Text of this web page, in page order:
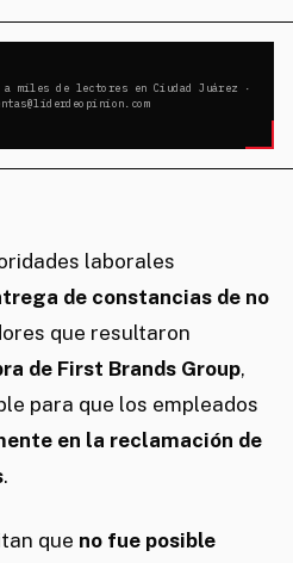
miles de lectores en Ciudad Juárez ·
laborales
de constancias de no
que resultaron
de First Brands Group,
para que los empleados
en la reclamación de
.
que no fue posible